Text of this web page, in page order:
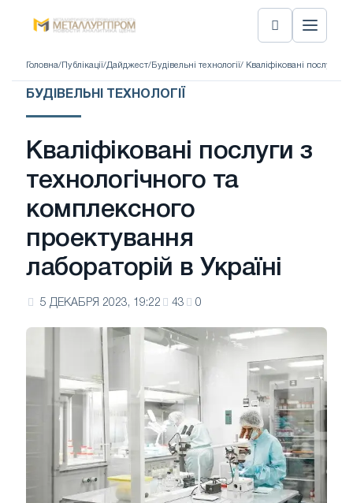
Головна/ Публікації/Дайджест/ Будівельні технології/ Кваліфіковані послуги з
БУДІВЕЛЬНІ ТЕХНОЛОГІЇ
Кваліфіковані послуги з
технологічного та
комплексного
проектування
лабораторій в Україні
5 ДЕКАБРЯ 2023, 19:22 43 0